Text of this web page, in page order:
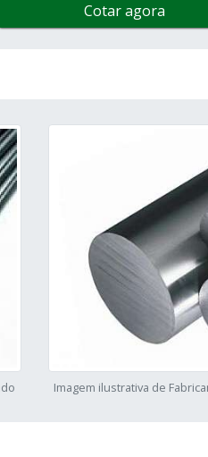
Cotar agora
Imagem ilustrativa de